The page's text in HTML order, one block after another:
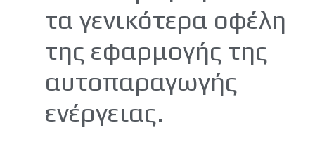
τα γενικότερα οφέλη
της εφαρμογής της
αυτοπαραγωγής
ενέργειας.